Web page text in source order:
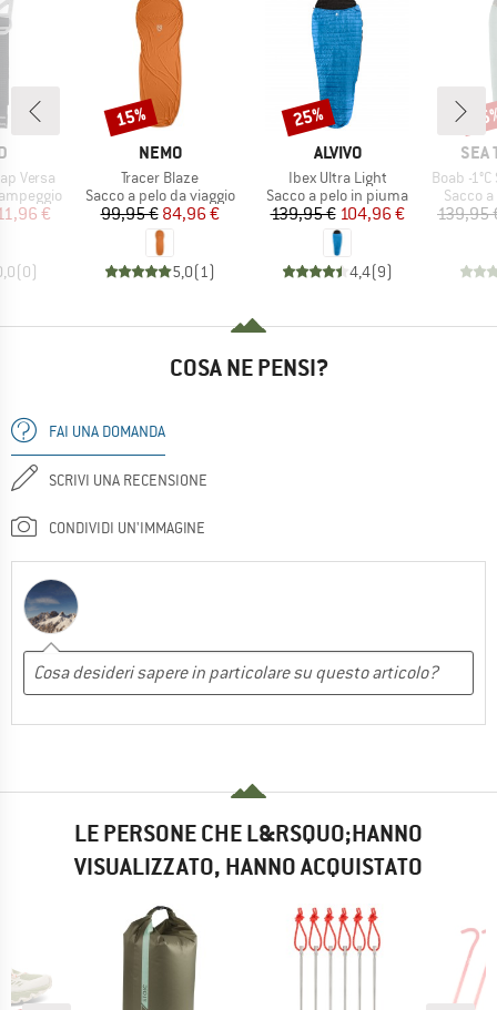
Versa
ridotto
€
(0)
MARCHIO
NEMO
Articolo
Tracer Blaze
Gruppo di prodotti
Sacco a pelo da viaggio
Prezzo
99,95 €Prezzo ridotto
84,96 €
5,0(1 )
Sconto
15%
MARCHIO
ALVIVO
Articolo
Ibex Ultra Light
Gruppo di prodotti
Sacco a pelo in piuma
Prezzo
139,95 €Prezzo ridotto
104,96 €
4,4(9)
Sconto
25%
SEA
Articolo
Boab -1°C
Sacco
139,95
COSA NE PENSI?
FAI UNA DOMANDA
SCRIVI UNA RECENSIONE
CONDIVIDI UN'IMMAGINE
LE PERSONE CHE L&RSQUO;HANNO
VISUALIZZATO, HANNO ACQUISTATO